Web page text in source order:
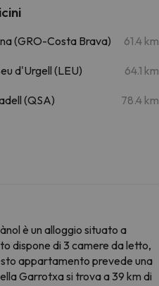
(GRO-Costa Brava) 61.4 km
d'Urgell (LEU) 64.1 km
(QSA) 78.4 km
è un alloggio situato a
dispone di 3 camere da letto,
appartamento prevede una
Garrotxa si trova a 39 km di